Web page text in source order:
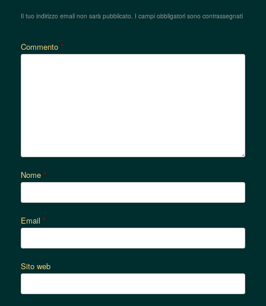
Il tuo indirizzo email non sarà pubblicato. I campi obbligatori sono contrassegnati
*
Commento *
Nome *
Email *
Sito web